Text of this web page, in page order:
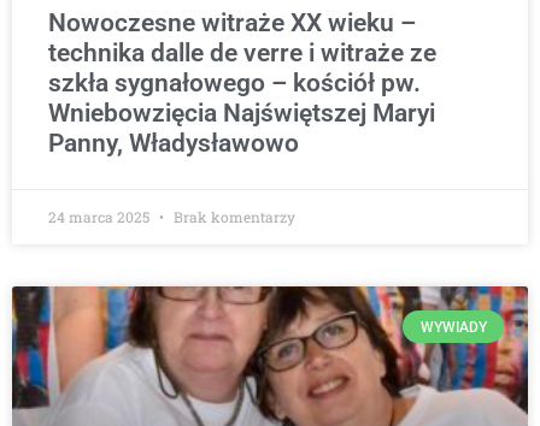
Nowoczesne witraże XX wieku –
technika dalle de verre i witraże ze
szkła sygnałowego – kościół pw.
Wniebowzięcia Najświętszej Maryi
Panny, Władysławowo
24 marca 2025 Brak komentarzy
WYWIADY